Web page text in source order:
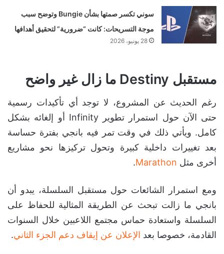
سوني تكسر صمتها بشأن Bungie وتوضح سبب
موجة التسريحات: كانت “ضرورية” لتحقيق أهدافها
28 يونيو، 2026
مستقبل Destiny ما زال غير واضح
رغم الحديث عن المشروع، لا توجد أي تأكيدات رسمية
حتى الآن حول استمرار تطوير Infinity أو إلغائه بشكل
كامل. ويأتي ذلك في وقت تمر فيه بانجي بفترة حساسة
بعد تغييرات داخلية كبيرة وتحول تركيزها نحو مشاريع
أخرى مثل Marathon
.
ومع استمرار الشائعات حول مستقبل السلسلة، يبدو أن
بانجي ما زالت تبحث عن الطريقة المثالية للحفاظ على
السلسلة واستعادة حماس مجتمع اللاعبين خلال السنوات
القادمة، خصوصا بعد الإعلان عن إيقاف دعم الجزء الثاني.